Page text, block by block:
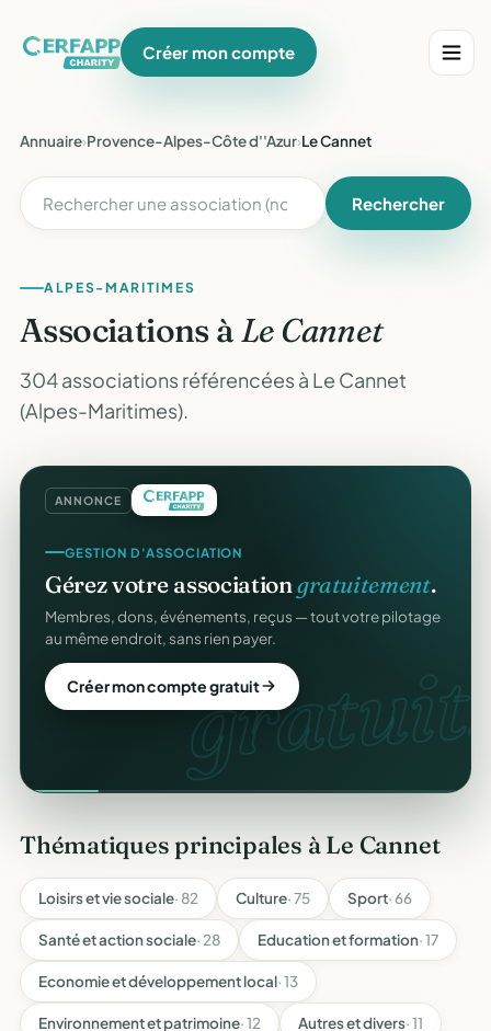
Créer mon compte
Annuaire›Provence-Alpes-Côte d''Azur›Le Cannet
Rechercher
ALPES-MARITIMES
Associations àLe Cannet
304 associations référencées à Le Cannet
(Alpes-Maritimes).
ANNONCE
gratuit.
GESTION D'ASSOCIATION
Gérez votre associationgratuitement.
Membres, dons, événements, reçus — tout votre pilotage
au même endroit, sans rien payer.
Créer mon compte gratuit
Thématiques principales à Le Cannet
Loisirs et vie sociale· 82 Culture· 75 Sport· 66
Santé et action sociale· 28 Education et formation· 17
Economie et développement local· 13
Environnement et patrimoine· 12 Autres et divers· 11